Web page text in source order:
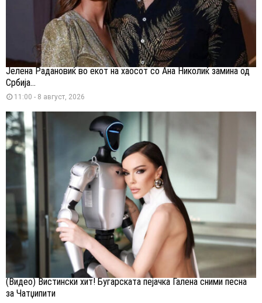
Јелена Радановиќ во екот на хаосот со Ана Николиќ замина од
Србија...
11:00 - 8 август, 2026
(Видео) Вистински хит! Бугарската пејачка Галена сними песна
за Чатџипити